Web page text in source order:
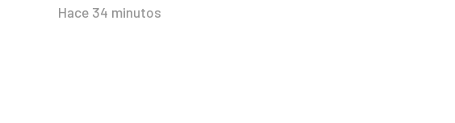
Hace 34 minutos